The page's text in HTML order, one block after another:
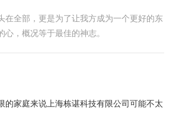
在全部，更是为了让我方成为一个更好的东
，概况等于最佳的神志。
的家庭来说上海栋谌科技有限公司可能不太